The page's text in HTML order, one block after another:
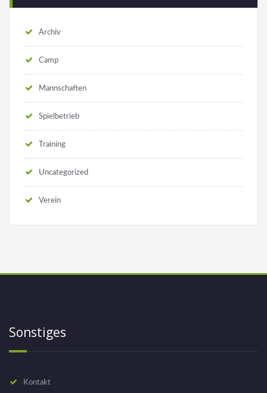
Archiv
Camp
Mannschaften
Spielbetrieb
Training
Uncategorized
Verein
Sonstiges
Kontakt